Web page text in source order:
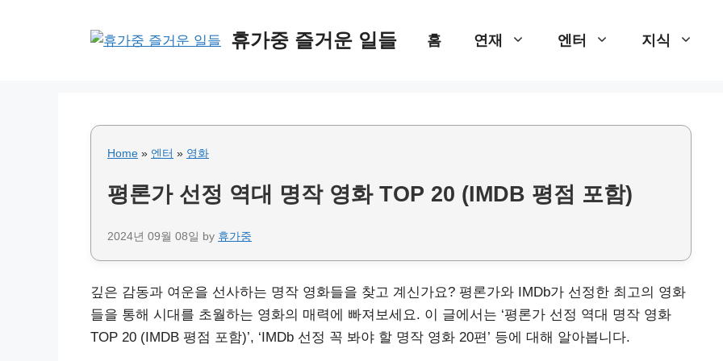
휴가중 즐거운 일들 홈 연재 엔터 지식
Home » 엔터 » 영화
평론가 선정 역대 명작 영화 TOP 20 (IMDB 평점 포함)
2024년 09월 08일 by 휴가중
깊은 감동과 여운을 선사하는 명작 영화들을 찾고 계신가요? 평론가와 IMDb가 선정한 최고의 영화
들을 통해 시대를 초월하는 영화의 매력에 빠져보세요. 이 글에서는 ‘평론가 선정 역대 명작 영화
TOP 20 (IMDB 평점 포함)’, ‘IMDb 선정 꼭 봐야 할 명작 영화 20편’ 등에 대해 알아봅니다.